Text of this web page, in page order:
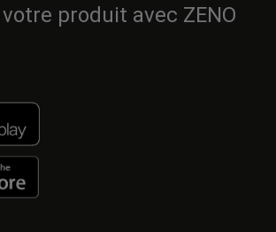
produit avec ZENO